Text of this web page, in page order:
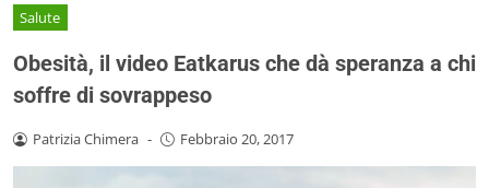
Salute
Obesità, il video Eatkarus che dà speranza a chi
soffre di sovrappeso
Patrizia Chimera - Febbraio 20, 2017